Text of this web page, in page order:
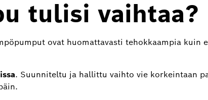
tulisi vaihtaa?
ovat huomattavasti tehokkaampia kuin
. Suunniteltu ja hallittu vaihto vie korkeintaan